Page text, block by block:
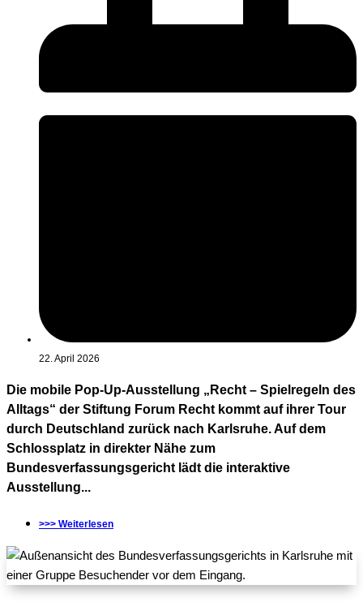
22. April 2026
Die mobile Pop-Up-Ausstellung „Recht – Spielregeln des
Alltags“ der Stiftung Forum Recht kommt auf ihrer Tour
durch Deutschland zurück nach Karlsruhe. Auf dem
Schlossplatz in direkter Nähe zum
Bundesverfassungsgericht lädt die interaktive
Ausstellung...
>>> Weiterlesen